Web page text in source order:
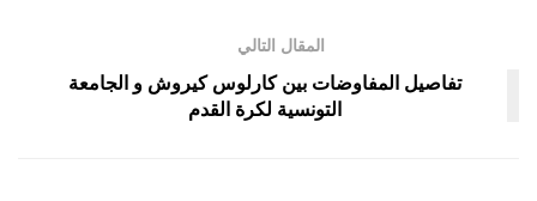
المقال التالي
تفاصيل المفاوضات بين كارلوس كيروش و الجامعة
التونسية لكرة القدم